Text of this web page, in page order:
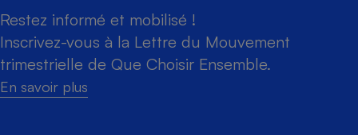
Restez informé et mobilisé !
Inscrivez-vous à la Lettre du Mouvement
trimestrielle de Que Choisir Ensemble.
En savoir plus